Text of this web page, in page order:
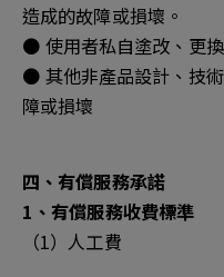
造成的故障或損壞。
● 使用者私自塗改、更
● 其他非產品設計、技
障或損壞
四、有償服務承諾
1、有償服務收費標準
（1）人工費